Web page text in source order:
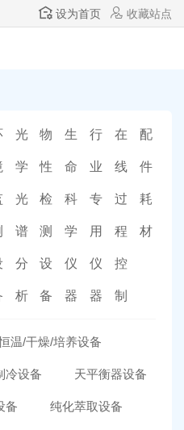
设为首页 收藏站点
光
学
光
谱
分
析
物
性
检
测
设
备
生
命
科
学
仪
器
行
业
专
用
仪
器
在
线
过
程
控
制
配
件
耗
材
温/干燥/培养设备
冷设备 天平衡器设备
备 纯化萃取设备